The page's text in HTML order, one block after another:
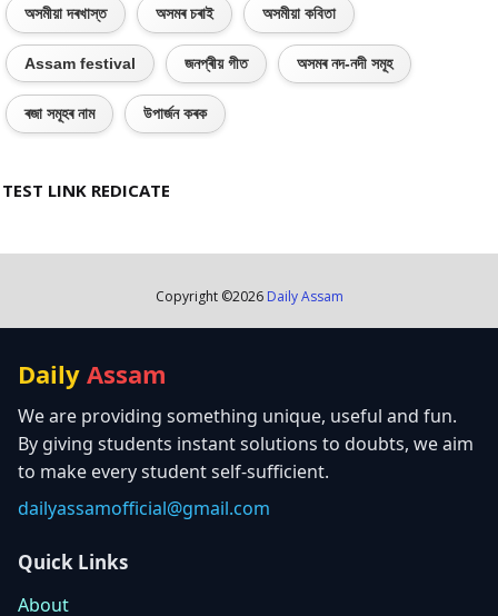
অসমীয়া দৰখাস্ত অসমৰ চৰাই অসমীয়া কবিতা
Assam festival জনপ্ৰীয় গীত অসমৰ নদ-নদী সমূহ
ৰজা সমূহৰ নাম উপাৰ্জন কৰক
TEST LINK REDICATE
Copyright ©2026 Daily Assam
Daily Assam
We are providing something unique, useful and fun.
By giving students instant solutions to doubts, we aim
to make every student self-sufficient.
dailyassamofficial@gmail.com
Quick Links
About